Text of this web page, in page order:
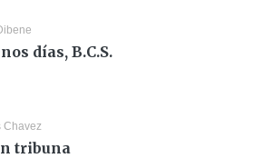
días, B.C.S.
Chavez
tribuna